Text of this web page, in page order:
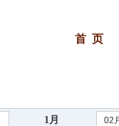
首 页
1月
02